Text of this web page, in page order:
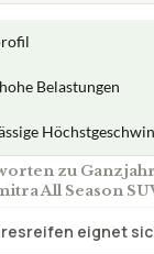
Belastungen
zu
All Season
eignet